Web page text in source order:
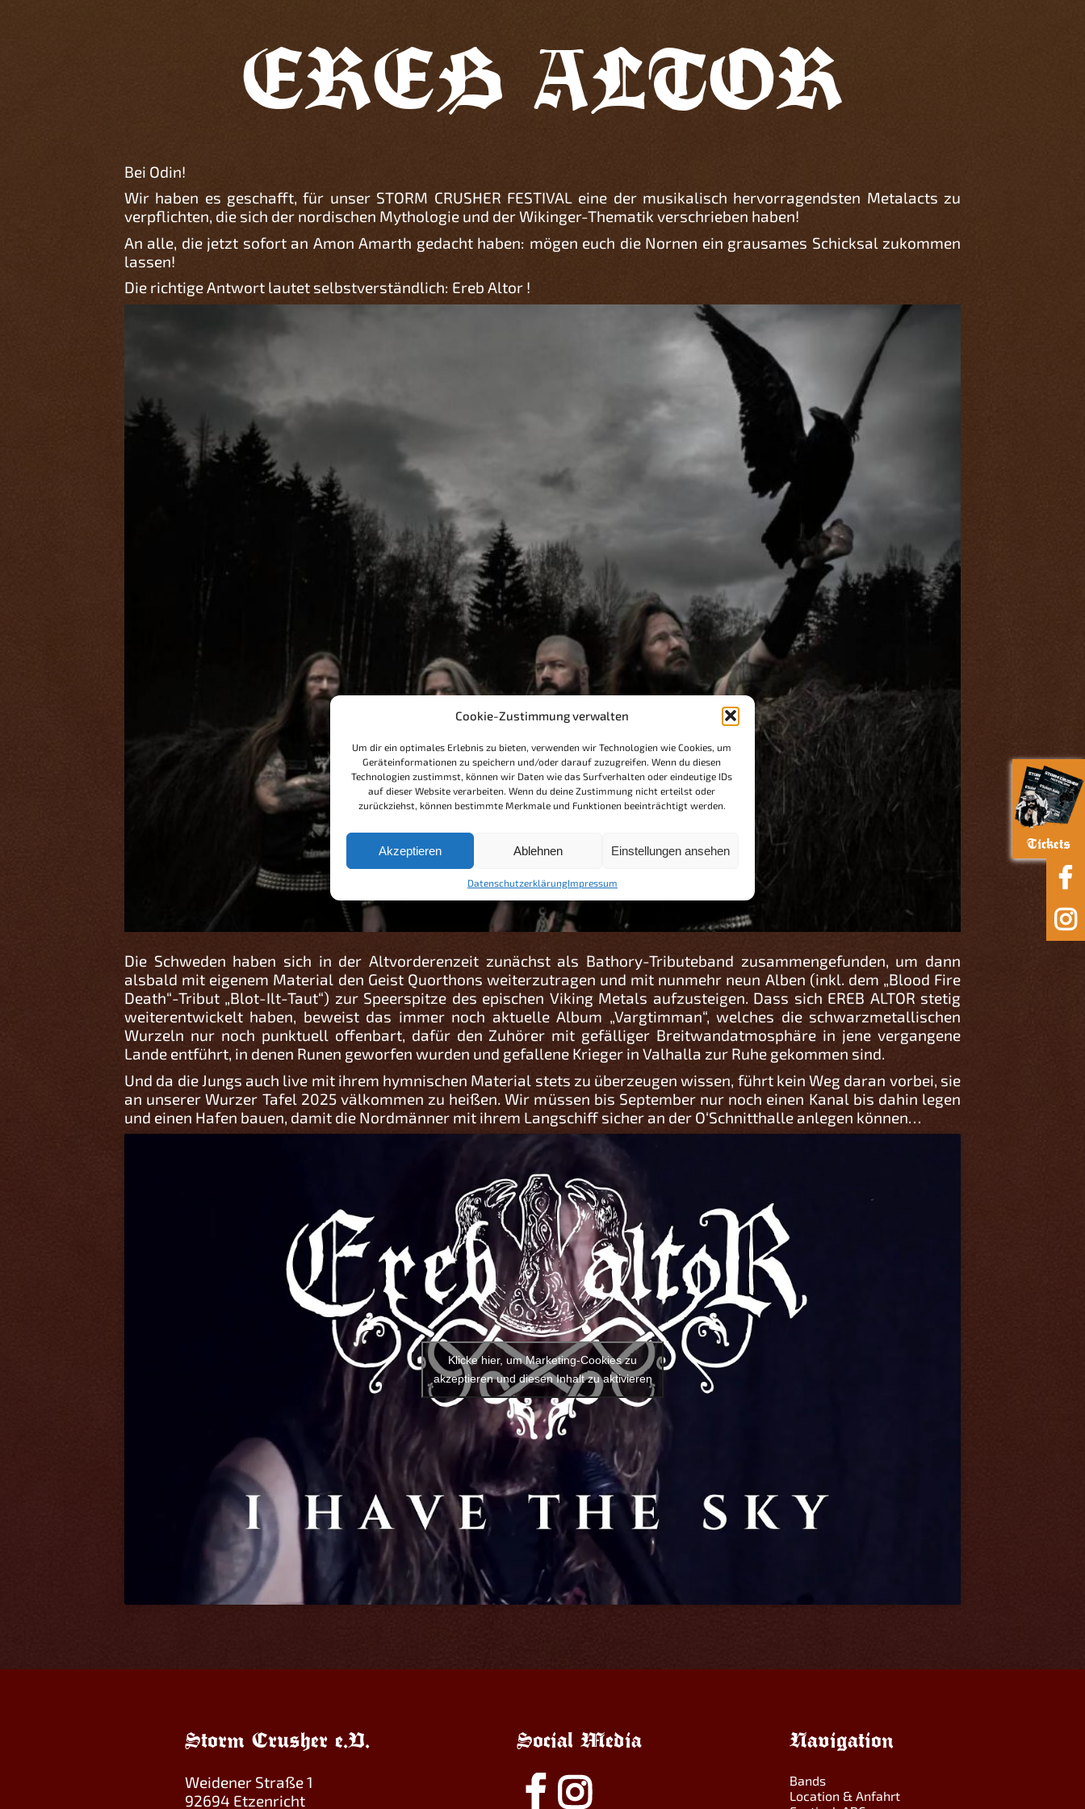
Cookie-Zustimmung verwalten
Um dir ein optimales Erlebnis zu bieten, verwenden wir Technologien wie Cookies, um
Geräteinformationen zu speichern und/oder darauf zuzugreifen. Wenn du diesen
Technologien zustimmst, können wir Daten wie das Surfverhalten oder eindeutige IDs
auf dieser Website verarbeiten. Wenn du deine Zustimmung nicht erteilst oder
zurückziehst, können bestimmte Merkmale und Funktionen beeinträchtigt werden.
Akzeptieren Ablehnen Einstellungen ansehen
DatenschutzerklärungImpressum
Tickets
EREB ALTOR
Bei Odin!
Wir haben es geschafft, für unser STORM CRUSHER FESTIVAL eine der musikalisch hervorragendsten Metalacts zu
verpflichten, die sich der nordischen Mythologie und der Wikinger-Thematik verschrieben haben!
An alle, die jetzt sofort an Amon Amarth gedacht haben: mögen euch die Nornen ein grausames Schicksal zukommen
lassen!
Die richtige Antwort lautet selbstverständlich: Ereb Altor !
Die Schweden haben sich in der Altvorderenzeit zunächst als Bathory-Tributeband zusammengefunden, um dann
alsbald mit eigenem Material den Geist Quorthons weiterzutragen und mit nunmehr neun Alben (inkl. dem „Blood Fire
Death“-Tribut „Blot-Ilt-Taut“) zur Speerspitze des epischen Viking Metals aufzusteigen. Dass sich EREB ALTOR stetig
weiterentwickelt haben, beweist das immer noch aktuelle Album „Vargtimman“, welches die schwarzmetallischen
Wurzeln nur noch punktuell offenbart, dafür den Zuhörer mit gefälliger Breitwandatmosphäre in jene vergangene
Lande entführt, in denen Runen geworfen wurden und gefallene Krieger in Valhalla zur Ruhe gekommen sind.
Und da die Jungs auch live mit ihrem hymnischen Material stets zu überzeugen wissen, führt kein Weg daran vorbei, sie
an unserer Wurzer Tafel 2025 välkommen zu heißen. Wir müssen bis September nur noch einen Kanal bis dahin legen
und einen Hafen bauen, damit die Nordmänner mit ihrem Langschiff sicher an der O‘Schnitthalle anlegen können…
Klicke hier, um Marketing-Cookies zu
akzeptieren und diesen Inhalt zu aktivieren
Storm Crusher e.V.
Weidener Straße 1
92694 Etzenricht
Social Media Navigation
Bands
Location & Anfahrt